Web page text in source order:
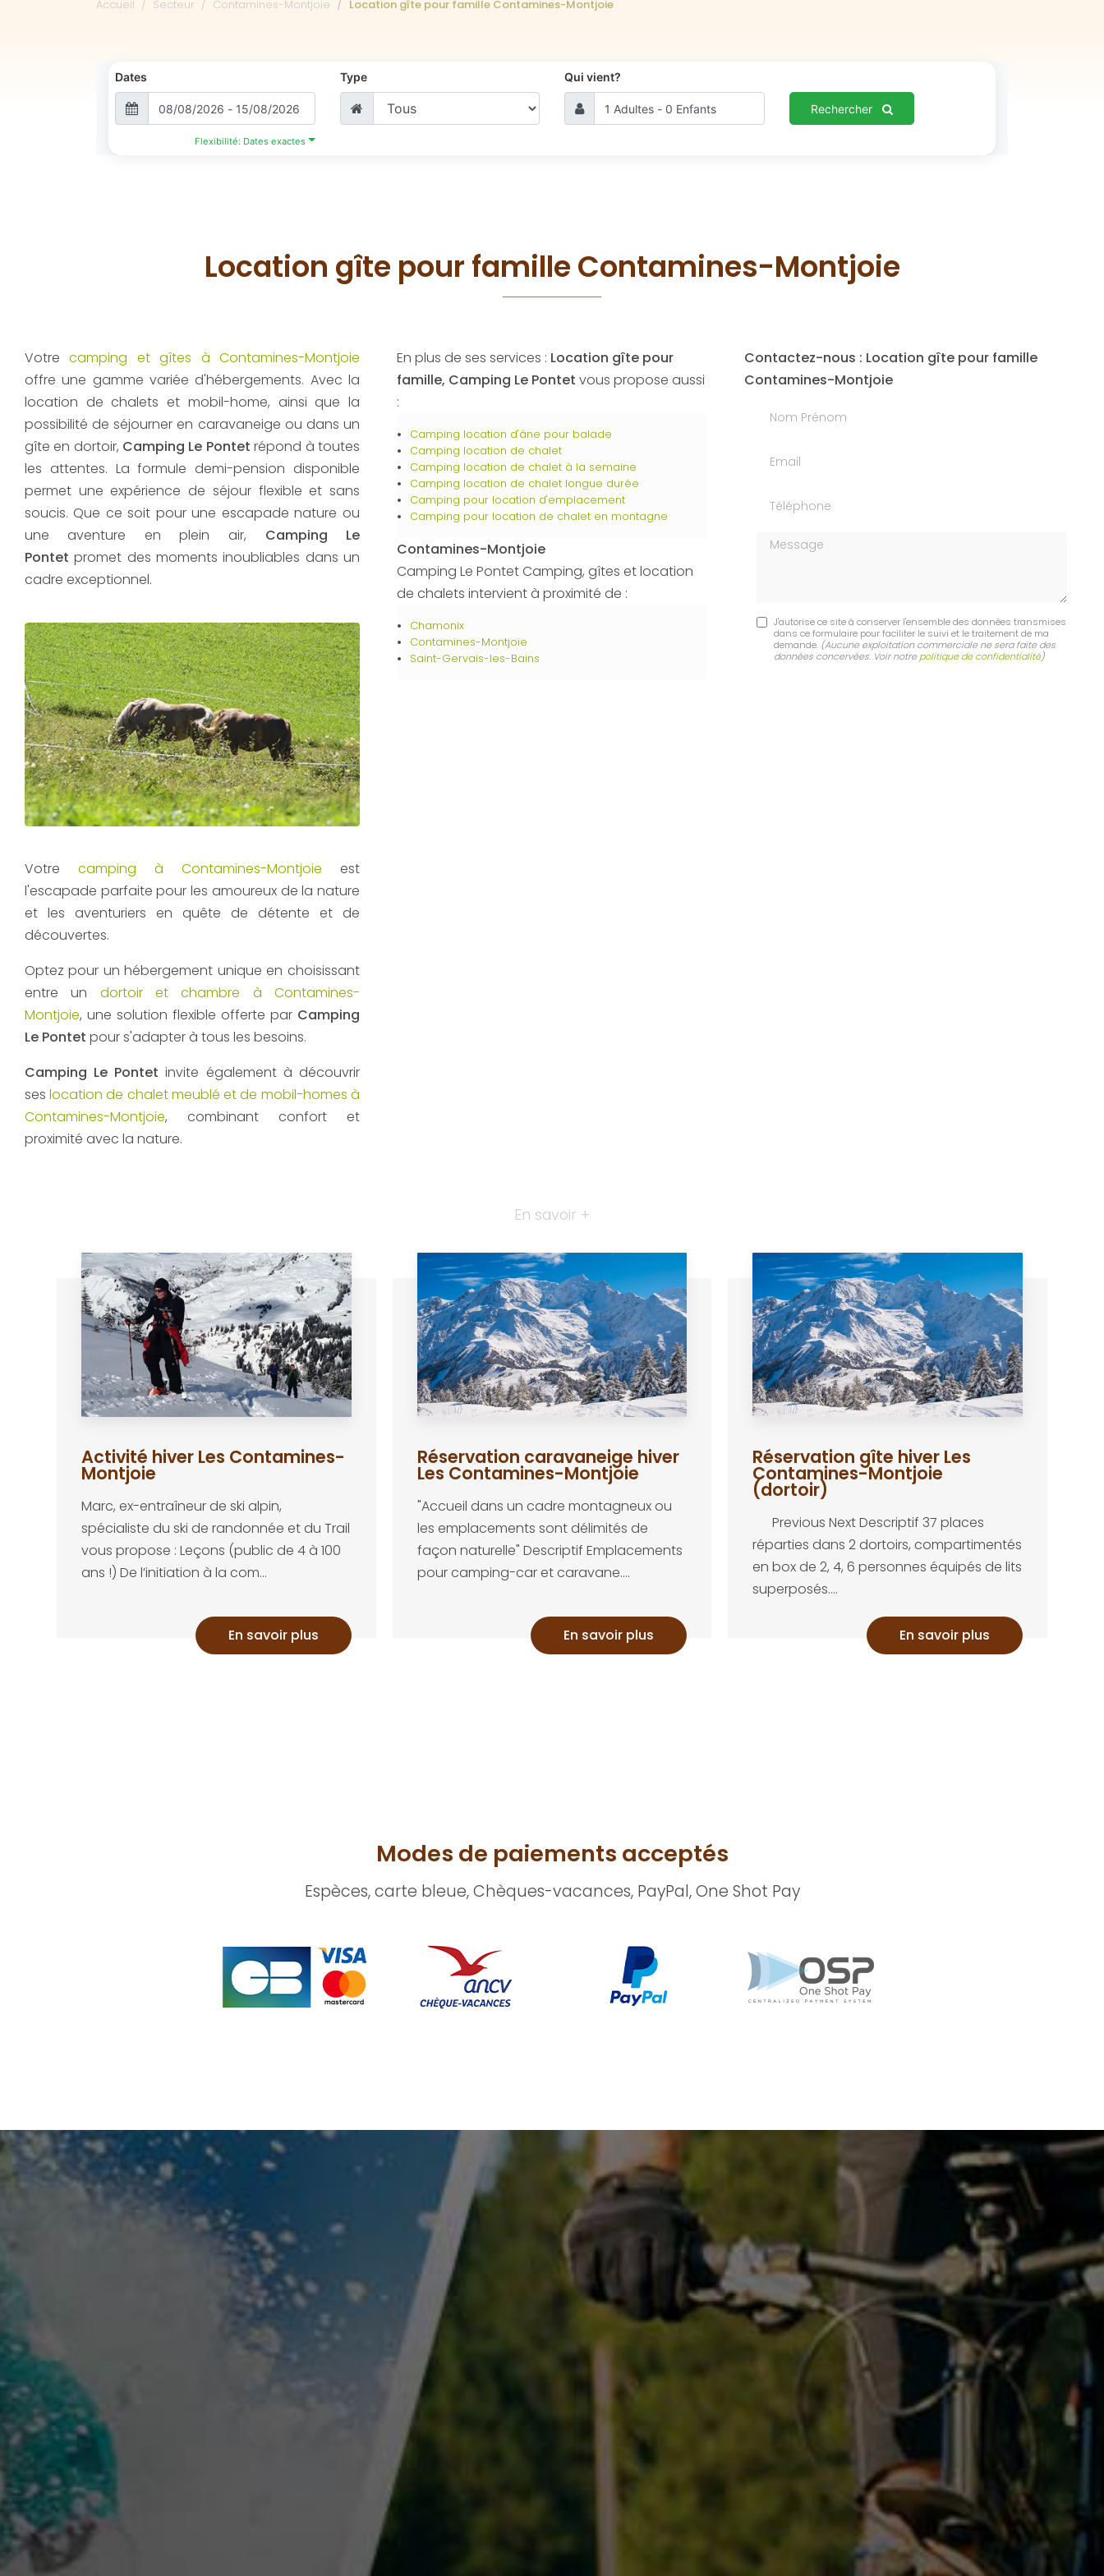
Accueil Secteur Contamines-Montjoie Location gîte pour famille Contamines-Montjoie
Dates
Flexibilité: Dates exactes
Type Qui vient?
Rechercher
Location gîte pour famille Contamines-Montjoie
Votrecamping et gîtes à Contamines-Montjoie
offre une gamme variée d'hébergements. Avec la
location de chalets et mobil-home, ainsi que la
possibilité de séjourner en caravaneige ou dans un
gîte en dortoir, Camping Le Pontet répond à toutes
les attentes. La formule demi-pension disponible
permet une expérience de séjour flexible et sans
soucis. Que ce soit pour une escapade nature ou
une aventure en plein air, Camping Le
Pontet promet des moments inoubliables dans un
cadre exceptionnel.
Votre camping à Contamines-Montjoie est
l'escapade parfaite pour les amoureux de la nature
et les aventuriers en quête de détente et de
découvertes.
Optez pour un hébergement unique en choisissant
entre un dortoir et chambre à Contamines-
Montjoie, une solution flexible offerte par Camping
Le Pontet pour s'adapter à tous les besoins.
Camping Le Pontet invite également à découvrir
seslocation de chalet meublé et de mobil-homes à
Contamines-Montjoie, combinant confort et
proximité avec la nature.
En plus de ses services : Location gîte pour
famille, Camping Le Pontet vous propose aussi
:
Camping location d'âne pour balade
Camping location de chalet
Camping location de chalet à la semaine
Camping location de chalet longue durée
Camping pour location d'emplacement
Camping pour location de chalet en montagne
Contamines-Montjoie
Camping Le Pontet Camping, gîtes et location
de chalets intervient à proximité de :
Chamonix
Contamines-Montjoie
Saint-Gervais-les-Bains
Contactez-nous : Location gîte pour famille
Contamines-Montjoie
Nom Prénom
Email
Téléphone
Message
J'autorise ce site à conserver l'ensemble des données transmises
dans ce formulaire pour faciliter le suivi et le traitement de ma
demande. (Aucune exploitation commerciale ne sera faite des
données concervées. Voir notre politique de confidentialité)
En savoir +
Activité hiver Les Contamines-
Montjoie
Marc, ex-entraîneur de ski alpin,
spécialiste du ski de randonnée et du Trail
vous propose : Leçons (public de 4 à 100
ans !) De l’initiation à la com...
En savoir plus
Réservation caravaneige hiver
Les Contamines-Montjoie
"Accueil dans un cadre montagneux ou
les emplacements sont délimités de
façon naturelle" Descriptif Emplacements
pour camping-car et caravane....
En savoir plus
Réservation gîte hiver Les
Contamines-Montjoie
(dortoir)
Previous Next Descriptif 37 places
réparties dans 2 dortoirs, compartimentés
en box de 2, 4, 6 personnes équipés de lits
superposés....
En savoir plus
Modes de paiements acceptés
Espèces, carte bleue, Chèques-vacances, PayPal, One Shot Pay